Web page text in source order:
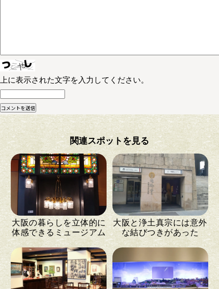
上に表示された文字を入力してください。
関連スポットを見る
大阪の暮らしを立体的に
体感できるミュージアム
大阪と浄土真宗には意外
な結びつきがあった